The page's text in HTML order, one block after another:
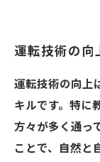
運転技術の向
運転技術の向上
キルです。特に
方々が多く通っ
ことで、自然と